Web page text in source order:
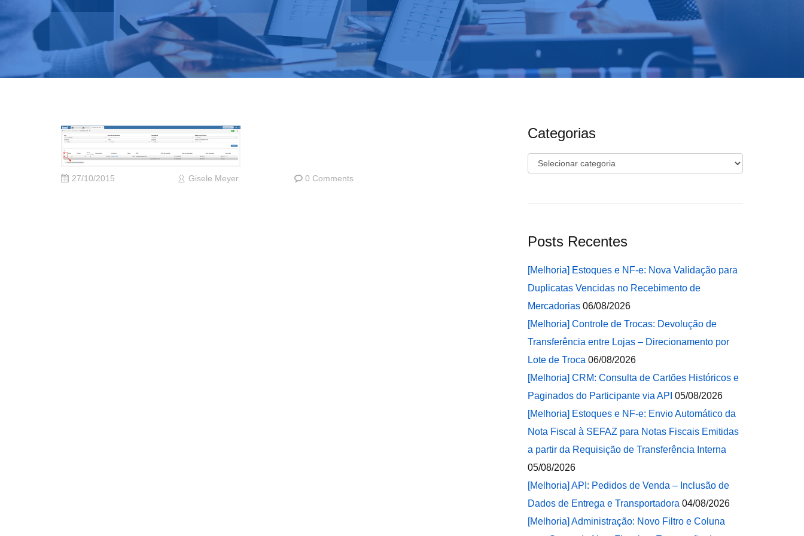
27/10/2015 Gisele Meyer 0 Comments
Categorias
Categorias
Posts Recentes
[Melhoria] Estoques e NF-e: Nova Validação para
Duplicatas Vencidas no Recebimento de
Mercadorias 06/08/2026
[Melhoria] Controle de Trocas: Devolução de
Transferência entre Lojas – Direcionamento por
Lote de Troca 06/08/2026
[Melhoria] CRM: Consulta de Cartões Históricos e
Paginados do Participante via API 05/08/2026
[Melhoria] Estoques e NF-e: Envio Automático da
Nota Fiscal à SEFAZ para Notas Fiscais Emitidas
a partir da Requisição de Transferência Interna
05/08/2026
[Melhoria] API: Pedidos de Venda – Inclusão de
Dados de Entrega e Transportadora 04/08/2026
[Melhoria] Administração: Novo Filtro e Coluna